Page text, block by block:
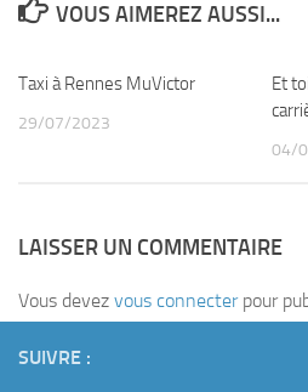
VOUS AIMEREZ AUSSI...
Taxi à Rennes MuVictor
29/07/2023
Et
04/
LAISSER UN COMMENTAIRE
Vous devez vous connecterpour
SUIVRE :